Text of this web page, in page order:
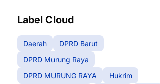
Label Cloud
Daerah
DPRD Barut
DPRD Murung Raya
DPRD MURUNG RAYA
Hukrim